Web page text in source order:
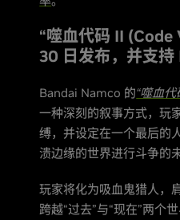
“噬血代码 II (Code
30 日发布，并支持
Bandai Namco 的“噬血代
一种深刻的叙事方式，玩
缚，并设定在一个最后的
溃边缘的世界进行斗争的未
玩家将化为吸血鬼猎人，
跨越“过去”与“现在”两个